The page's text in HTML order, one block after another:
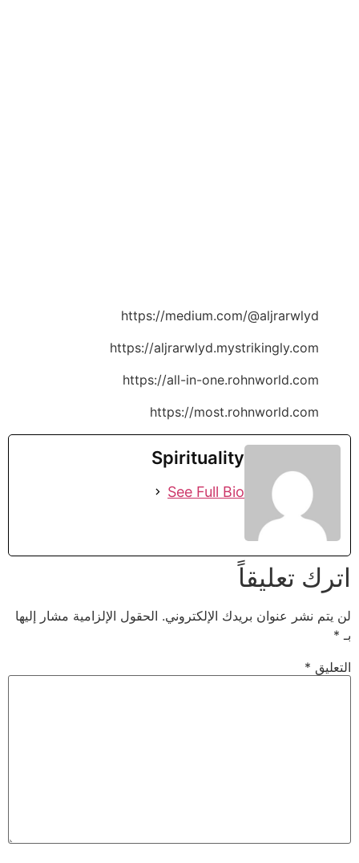
https://medium.com/@aljrarwlyd
https://aljrarwlyd.mystrikingly.com
https://all-in-one.rohnworld.com
https://most.rohnworld.com
Spirituality
See Full Bio
اترك تعليقاً
لن يتم نشر عنوان بريدك الإلكتروني. الحقول الإلزامية مشار إليها
بـ *
التعليق *